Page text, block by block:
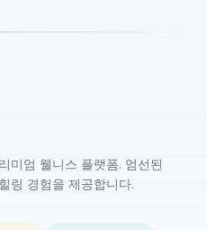
미엄 웰니스 플랫폼. 엄선된
링 경험을 제공합니다.